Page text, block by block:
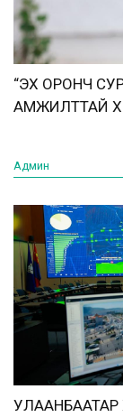
“ЭХ ОРОНЧ
АМЖИЛТТАЙ
Админ
УЛААНБААТАР